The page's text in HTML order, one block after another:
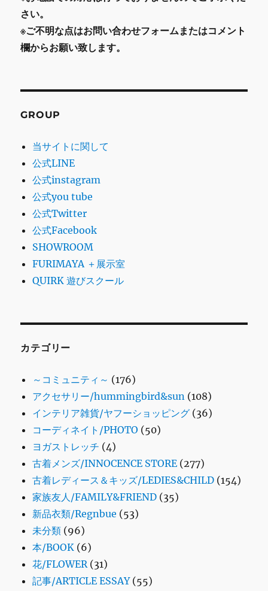
さい。
※ご不明な点はお問い合わせフォームまたはコメント
欄からお願い致します。
GROUP
当サイトに関して
公式LINE
公式instagram
公式you tube
公式Twitter
公式Facebook
SHOWROOM
FURIMAYA ＋展示室
QUIRK 遊びスクール
カテゴリー
～コミュニティ～ (176)
アクセサリー/hummingbird&sun (108)
インテリア雑貨/ヤフーショッピング (36)
コーディネイト/PHOTO (50)
ヨガストレッチ (4)
古着メンズ/INNOCENCE STORE (277)
古着レディース＆キッズ/LEDIES&CHILD (154)
家族友人/FAMILY&FRIEND (35)
新品衣類/Regnbue (53)
未分類 (96)
本/BOOK (6)
花/FLOWER(31)
記事/ARTICLE ESSAY(55)